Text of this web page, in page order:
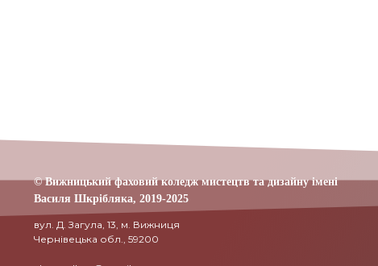
© Вижницький фаховий коледж мистецтв та дизайну імені
Василя Шкрібляка, 2019-2025
вул. Д. Загула, 13, м. Вижниця
Чернівецька обл., 59200